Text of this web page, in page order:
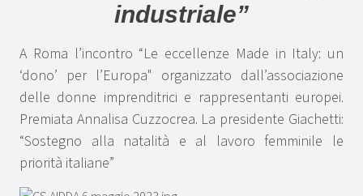
industriale”
A Roma l’incontro “Le eccellenze Made in Italy: un
‘dono’ per l’Europa" organizzato dall’associazione
delle donne imprenditrici e rappresentanti europei.
Premiata Annalisa Cuzzocrea. La presidente Giachetti:
“Sostegno alla natalità e al lavoro femminile le
priorità italiane”